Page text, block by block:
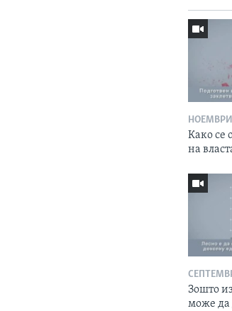
НОЕМВРИ
Како се
на
Зошто
може да